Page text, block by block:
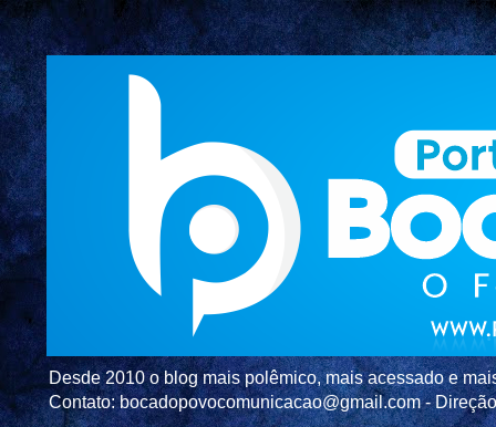
Desde 2010 o blog mais polêmico, mais acessado e
Contato: bocadopovocomunicacao@gmail.com -